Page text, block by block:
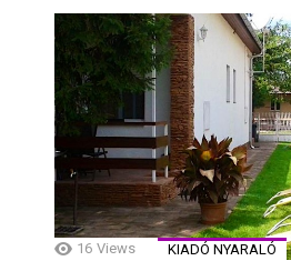
16 Views KIADÓ NYARALÓ